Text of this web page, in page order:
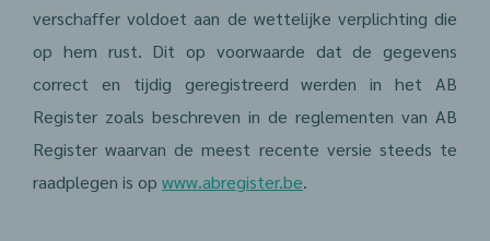
verschaffer voldoet aan de wettelijke verplichting die
op hem rust. Dit op voorwaarde dat de gegevens
correct en tijdig geregistreerd werden in het AB
Register zoals beschreven in de reglementen van AB
Register waarvan de meest recente versie steeds te
raadplegen is op www.abregister.be.